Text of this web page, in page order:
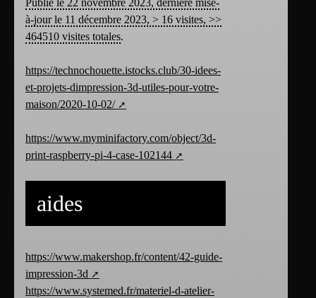
Publié le 22 novembre 2023, dernière mise-
à-jour le 11 décembre 2023, > 16 visites, >>
464510 visites totales.
https://technochouette.istocks.club/30-idees-
et-projets-dimpression-3d-utiles-pour-votre-
maison/2020-10-02/
https://www.myminifactory.com/object/3d-
print-raspberry-pi-4-case-102144
aides
https://www.makershop.fr/content/42-guide-
impression-3d
https://www.systemed.fr/materiel-d-atelier-